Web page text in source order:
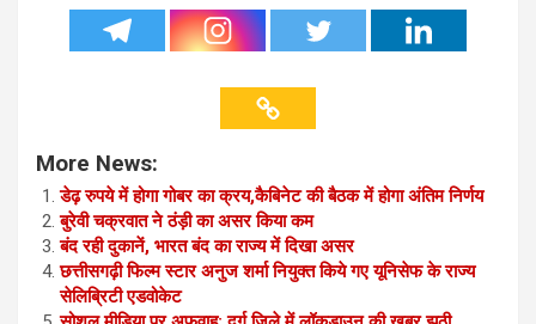
More News:
डेढ़ रुपये में होगा गोबर का क्रय,कैबिनेट की बैठक में होगा अंतिम निर्णय
बुरेवी चक्रवात ने ठंड़ी का असर किया कम
बंद रही दुकानें, भारत बंद का राज्य में दिखा असर
छत्तीसगढ़ी फिल्म स्टार अनुज शर्मा नियुक्त किये गए यूनिसेफ के राज्य
सेलिब्रिटी एडवोकेट